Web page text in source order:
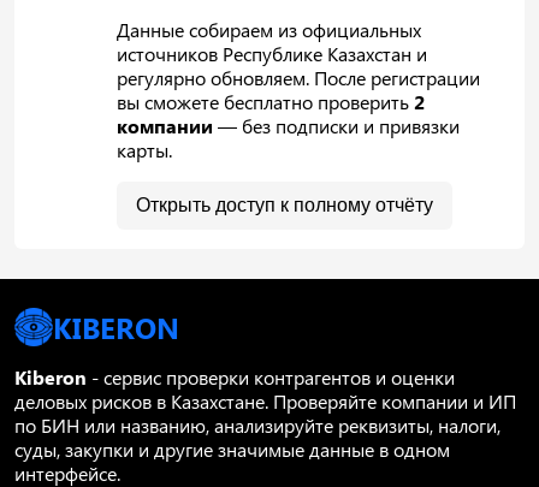
Данные собираем из официальных
источников Республике Казахстан и
регулярно обновляем. После регистрации
вы сможете бесплатно проверить2
компании — без подписки и привязки
карты.
Открыть доступ к полному отчёту
KIBERON
Kiberon - сервис проверки контрагентов и оценки
деловых рисков в Казахстане. Проверяйте компании и ИП
по БИН или названию, анализируйте реквизиты, налоги,
суды, закупки и другие значимые данные в одном
интерфейсе.